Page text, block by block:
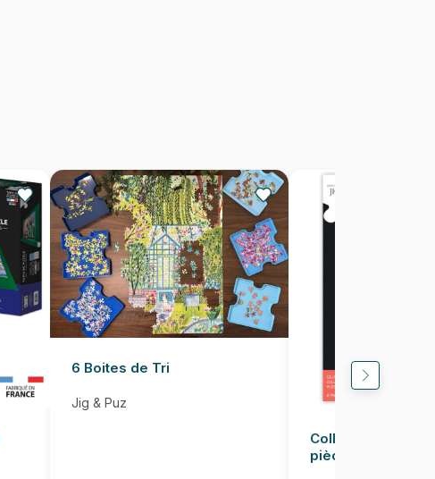
6 Boites de Tri
Jig & Puz
Colle pour Puzzle
pièces